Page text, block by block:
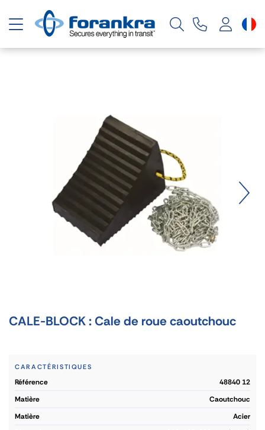
Basculer la navigation
CALE-BLOCK : Cale de roue caoutchouc
CARACTÉRISTIQUES
référence
48840 12
matière
Caoutchouc
matière
Acier